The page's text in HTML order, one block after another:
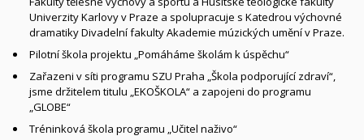
Univerzity Karlovy v Praze a spolupracuje s Katedrou výchovné
dramatiky Divadelní fakulty Akademie múzických umění v Praze.
Pilotní škola projektu „Pomáháme školám k úspěchu“
Zařazeni v síti programu SZU Praha „Škola podporující zdraví“,
jsme držitelem titulu „EKOŠKOLA“ a zapojeni do programu
„GLOBE“
Tréninková škola programu „Učitel naživo“